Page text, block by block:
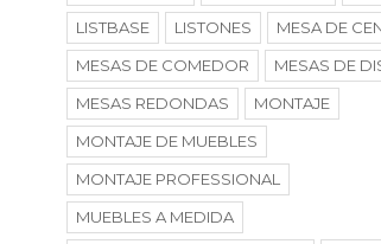
LISTBASE
LISTONES
MESA DE
MESAS DE COMEDOR
MESAS DE
MESAS REDONDAS
MONTAJE
MONTAJE DE MUEBLES
MONTAJE PROFESSIONAL
MUEBLES A MEDIDA